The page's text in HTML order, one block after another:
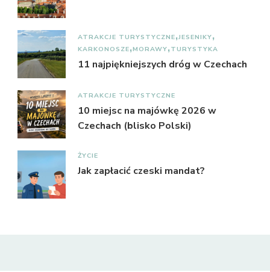
ATRAKCJE TURYSTYCZNE JESENIKY
KARKONOSZE MORAWY TURYSTYKA
11 najpiękniejszych dróg w Czechach
ATRAKCJE TURYSTYCZNE
10 miejsc na majówkę 2026 w
Czechach (blisko Polski)
ŻYCIE
Jak zapłacić czeski mandat?